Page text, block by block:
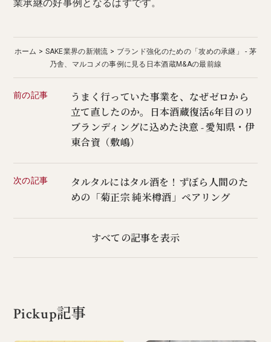
業承継の好事例となるはずです。
ホーム SAKE業界の新潮流
ブランド強化のための「攻めの承継」 - 茅
乃舎、マルコメの事例に見る日本酒蔵M&Aの最前線
前の記事
うまく行っていた事業を、なぜゼロから
立て直したのか。日本酒蔵復活6年目のリ
ブランディングに込めた決意 - 愛知県・伊
東合資（敷嶋）
次の記事
タルタルにはタル酒を！ずぼら人間のた
めの「菊正宗 純米樽酒」ペアリング
すべての記事を表示
Pickup記事